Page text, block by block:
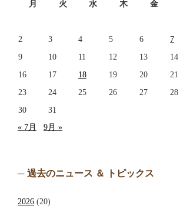
月 火 水 木 金
2
3 4 5 6 7
9
10 11 12 13 14
16
17 18 19 20 21
23
24 25 26 27 28
30
31
« 7月
9月 »
過去のニュース ＆ トピックス
2026 (20)